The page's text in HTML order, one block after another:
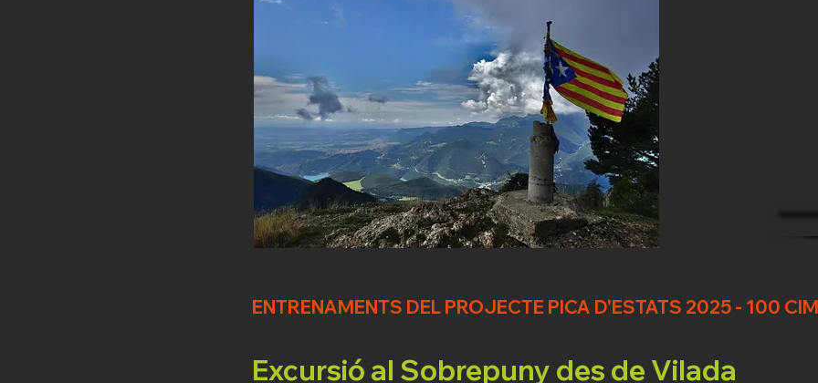
ENTRENAMENTS DEL PROJECTE PICA D'ESTATS 2025 - 100
Excursió al Sobrepuny des de Vilada